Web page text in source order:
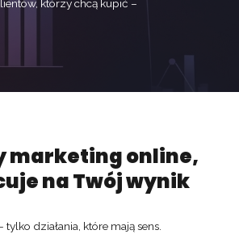
którzy chcą kupić –
marketing online,
na Twój wynik
działania, które mają sens.